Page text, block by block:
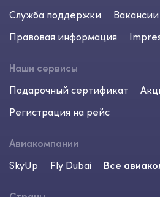
Служба поддержки
Вакансии
Правовая информация
Наши сервисы
Подарочный сертификат
Регистрация на рейс
Авиакомпании
SkyUp
Fly Dubai Все